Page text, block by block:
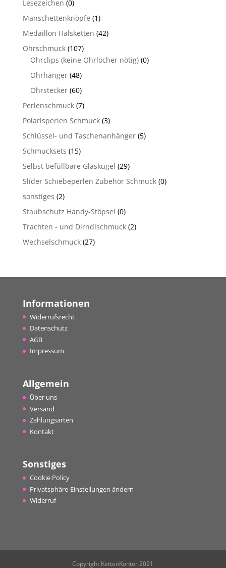
Lesezeichen (0)
Manschettenknöpfe (1)
Medaillon Halsketten (42)
Ohrschmuck (107)
Ohrclips (keine Ohrlöcher nötig) (0)
Ohrhänger (48)
Ohrstecker (60)
Perlenschmuck (7)
Polarisperlen Schmuck (3)
Schlüssel- und Taschenanhänger (5)
Schmucksets (15)
Selbst befüllbare Glaskugel (29)
Slider Schiebeperlen Zubehör Schmuck (0)
sonstiges (2)
Staubschutz Handy-Stöpsel (0)
Trachten - und Dirndlschmuck (2)
Wechselschmuck (27)
Informationen
Widerrufsrecht
Datenschutz
AGB
Impressum
Allgemein
Über uns
Versand
Zahlungsarten
Kontakt
Sonstiges
Cookie Policy
Privatsphäre-Einstellungen ändern
Widerruf
Copyright KettenKontor 2021